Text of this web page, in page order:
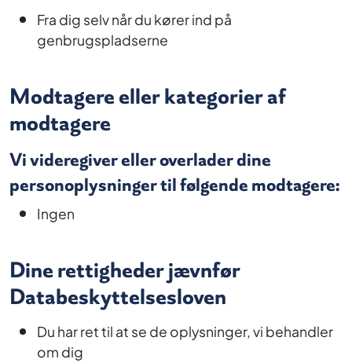
Fra dig selv når du kører ind på
genbrugspladserne
Modtagere eller kategorier af
modtagere
Vi videregiver eller overlader dine
personoplysninger til følgende modtagere:
Ingen
Dine rettigheder jævnfør
Databeskyttelsesloven
Du har ret til at se de oplysninger, vi behandler
om dig